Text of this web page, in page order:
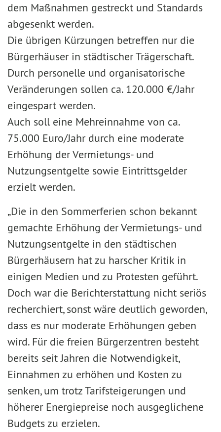
dem Maßnahmen gestreckt und Standards
abgesenkt werden.
Die übrigen Kürzungen betreffen nur die
Bürgerhäuser in städtischer Trägerschaft.
Durch personelle und organisatorische
Veränderungen sollen ca. 120.000 €/Jahr
eingespart werden.
Auch soll eine Mehreinnahme von ca.
75.000 Euro/Jahr durch eine moderate
Erhöhung der Vermietungs- und
Nutzungsentgelte sowie Eintrittsgelder
erzielt werden.
„Die in den Sommerferien schon bekannt
gemachte Erhöhung der Vermietungs- und
Nutzungsentgelte in den städtischen
Bürgerhäusern hat zu harscher Kritik in
einigen Medien und zu Protesten geführt.
Doch war die Berichterstattung nicht seriös
recherchiert, sonst wäre deutlich geworden,
dass es nur moderate Erhöhungen geben
wird. Für die freien Bürgerzentren besteht
bereits seit Jahren die Notwendigkeit,
Einnahmen zu erhöhen und Kosten zu
senken, um trotz Tarifsteigerungen und
höherer Energiepreise noch ausgeglichene
Budgets zu erzielen.